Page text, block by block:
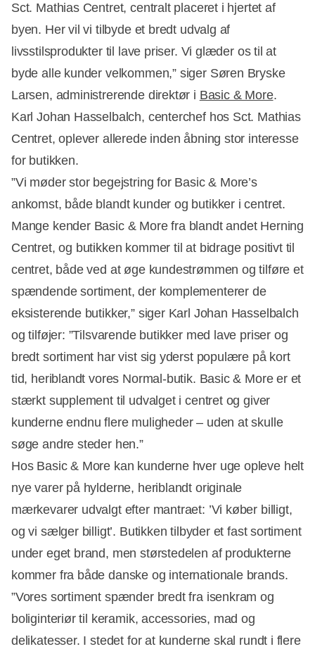
Sct. Mathias Centret, centralt placeret i hjertet af
byen. Her vil vi tilbyde et bredt udvalg af
livsstilsprodukter til lave priser. Vi glæder os til at
byde alle kunder velkommen,” siger Søren Bryske
Larsen, administrerende direktør i Basic & More.
Karl Johan Hasselbalch, centerchef hos Sct. Mathias
Centret, oplever allerede inden åbning stor interesse
for butikken.
”Vi møder stor begejstring for Basic & More’s
ankomst, både blandt kunder og butikker i centret.
Mange kender Basic & More fra blandt andet Herning
Centret, og butikken kommer til at bidrage positivt til
centret, både ved at øge kundestrømmen og tilføre et
spændende sortiment, der komplementerer de
eksisterende butikker,” siger Karl Johan Hasselbalch
og tilføjer: ”Tilsvarende butikker med lave priser og
bredt sortiment har vist sig yderst populære på kort
tid, heriblandt vores Normal-butik. Basic & More er et
stærkt supplement til udvalget i centret og giver
kunderne endnu flere muligheder – uden at skulle
søge andre steder hen.”
Hos Basic & More kan kunderne hver uge opleve helt
nye varer på hylderne, heriblandt originale
mærkevarer udvalgt efter mantraet: ’Vi køber billigt,
og vi sælger billigt’. Butikken tilbyder et fast sortiment
under eget brand, men størstedelen af produkterne
kommer fra både danske og internationale brands.
”Vores sortiment spænder bredt fra isenkram og
boliginteriør til keramik, accessories, mad og
delikatesser. I stedet for at kunderne skal rundt i flere